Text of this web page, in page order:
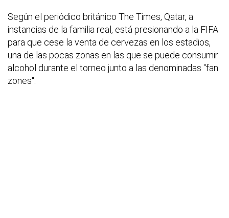
Según el periódico británico The Times, Qatar, a
instancias de la familia real, está presionando a la FIFA
para que cese la venta de cervezas en los estadios,
una de las pocas zonas en las que se puede consumir
alcohol durante el torneo junto a las denominadas "fan
zones".